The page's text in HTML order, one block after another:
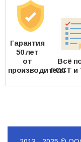
Гарантия
50 лет
от
производителя
Всё
ГОСТ и